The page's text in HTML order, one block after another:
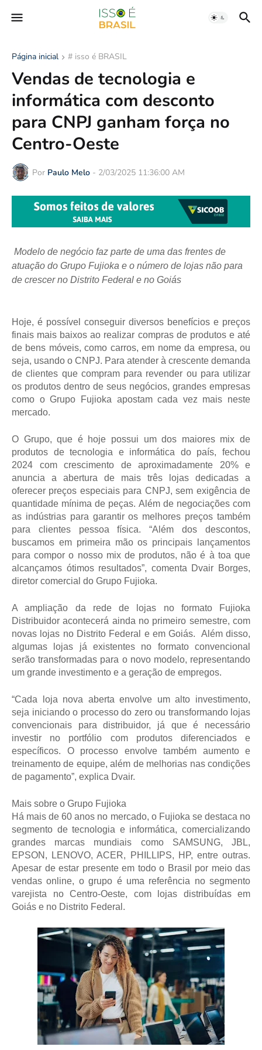
Página inicial # isso é BRASIL
Vendas de tecnologia e
informática com desconto
para CNPJ ganham força no
Centro-Oeste
Por Paulo Melo - 2/03/2025 11:36:00 AM
Modelo de negócio faz parte de uma das frentes de
atuação do Grupo Fujioka e o número de lojas não para
de crescer no Distrito Federal e no Goiás
Hoje, é possível conseguir diversos benefícios e preços
finais mais baixos ao realizar compras de produtos e até
de bens móveis, como carros, em nome da empresa, ou
seja, usando o CNPJ. Para atender à crescente demanda
de clientes que compram para revender ou para utilizar
os produtos dentro de seus negócios, grandes empresas
como o Grupo Fujioka apostam cada vez mais neste
mercado.
O Grupo, que é hoje possui um dos maiores mix de
produtos de tecnologia e informática do país, fechou
2024 com crescimento de aproximadamente 20% e
anuncia a abertura de mais três lojas dedicadas a
oferecer preços especiais para CNPJ, sem exigência de
quantidade mínima de peças. Além de negociações com
as indústrias para garantir os melhores preços também
para clientes pessoa física. “Além dos descontos,
buscamos em primeira mão os principais lançamentos
para compor o nosso mix de produtos, não é à toa que
alcançamos ótimos resultados”, comenta Dvair Borges,
diretor comercial do Grupo Fujioka.
A ampliação da rede de lojas no formato Fujioka
Distribuidor acontecerá ainda no primeiro semestre, com
novas lojas no Distrito Federal e em Goiás. Além disso,
algumas lojas já existentes no formato convencional
serão transformadas para o novo modelo, representando
um grande investimento e a geração de empregos.
“Cada loja nova aberta envolve um alto investimento,
seja iniciando o processo do zero ou transformando lojas
convencionais para distribuidor, já que é necessário
investir no portfólio com produtos diferenciados e
específicos. O processo envolve também aumento e
treinamento de equipe, além de melhorias nas condições
de pagamento”, explica Dvair.
Mais sobre o Grupo Fujioka
Há mais de 60 anos no mercado, o Fujioka se destaca no
segmento de tecnologia e informática, comercializando
grandes marcas mundiais como SAMSUNG, JBL,
EPSON, LENOVO, ACER, PHILLIPS, HP, entre outras.
Apesar de estar presente em todo o Brasil por meio das
vendas online, o grupo é uma referência no segmento
varejista no Centro-Oeste, com lojas distribuídas em
Goiás e no Distrito Federal.